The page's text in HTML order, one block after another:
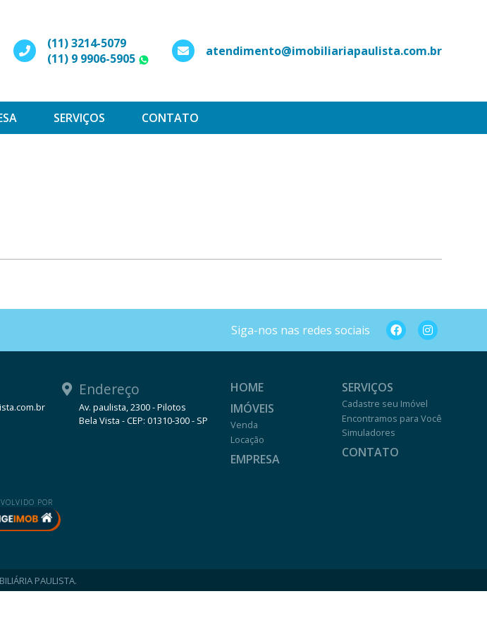
(11) 3214-5079
(11) 9 9906-5905
WhatsApp
atendimento@imobiliariapaulista.com.br
SERVIÇOS CONTATO
Siga-nos nas redes sociais
Endereço
Av. paulista, 2300 - Pilotos
Bela Vista - CEP: 01310-300 - SP
HOME
IMÓVEIS
Venda
Locação
EMPRESA
SERVIÇOS
Cadastre seu Imóvel
Encontramos para Você
Simuladores
CONTATO
POR
PAULISTA.